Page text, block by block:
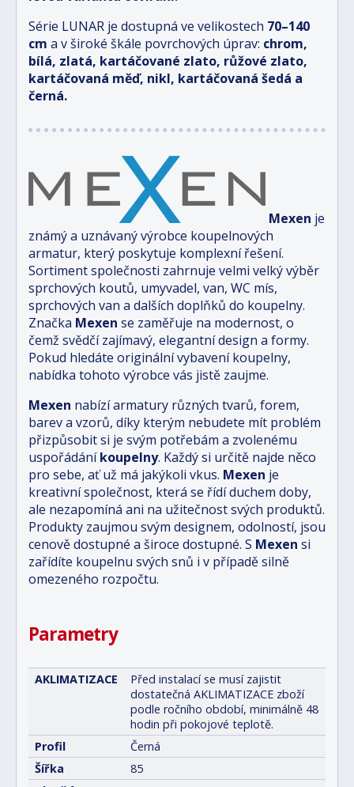
Série LUNAR je dostupná ve velikostech 70–140
cm a v široké škále povrchových úprav: chrom,
bílá, zlatá, kartáčované zlato, růžové zlato,
kartáčovaná měď, nikl, kartáčovaná šedá a
černá.
Mexen je
známý a uznávaný výrobce koupelnových
armatur, který poskytuje komplexní řešení.
Sortiment společnosti zahrnuje velmi velký výběr
sprchových koutů, umyvadel, van, WC mís,
sprchových van a dalších doplňků do koupelny.
Značka Mexen se zaměřuje na modernost, o
čemž svědčí zajímavý, elegantní design a formy.
Pokud hledáte originální vybavení koupelny,
nabídka tohoto výrobce vás jistě zaujme.
Mexen nabízí armatury různých tvarů, forem,
barev a vzorů, díky kterým nebudete mít problém
přizpůsobit si je svým potřebám a zvolenému
uspořádáníkoupelny. Každý si určitě najde něco
pro sebe, ať už má jakýkoli vkus. Mexen je
kreativní společnost, která se řídí duchem doby,
ale nezapomíná ani na užitečnost svých produktů.
Produkty zaujmou svým designem, odolností, jsou
cenově dostupné a široce dostupné. S Mexen si
zařídíte koupelnu svých snů i v případě silně
omezeného rozpočtu.
Parametry
AKLIMATIZACE
Před instalací se musí zajistit
dostatečná AKLIMATIZACE zboží
podle ročního období, minimálně 48
hodin při pokojové teplotě.
Profil
Černá
Šířka
85